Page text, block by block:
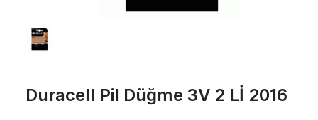
Duracell Pil Düğme 3V 2 Lİ 2016